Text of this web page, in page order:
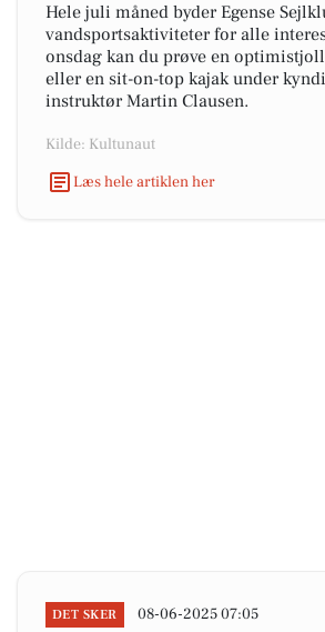
Hele juli måned byder Egense
vandsportsaktiviteter for alle
onsdag kan du prøve en
eller en sit-on-top kajak under
instruktør Martin Clausen.
Kilde: Kultunaut
Læs hele artiklen her
DET SKER 08-06-2025 07:05